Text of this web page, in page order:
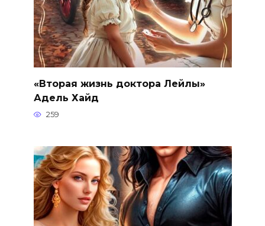
«Вторая жизнь доктора Лейлы»
Адель Хайд
259